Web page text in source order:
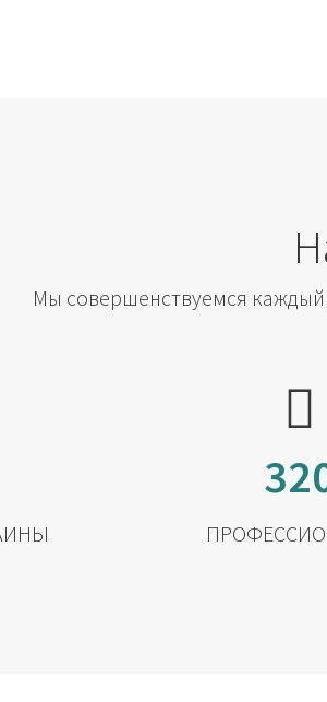
Мы совершенствуемся каждый